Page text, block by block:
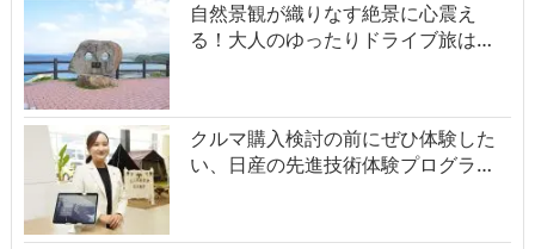
自然景観が織りなす絶景に心震え
る！大人のゆったりドライブ旅は…
クルマ購入検討の前にぜひ体験した
い、日産の先進技術体験プログラ…